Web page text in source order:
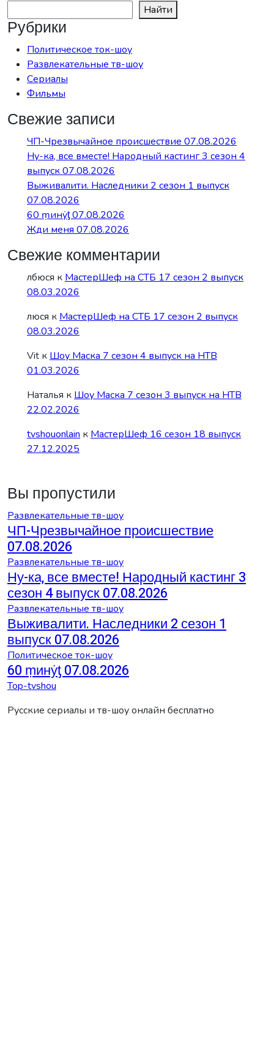
Найти
Рубрики
Политическое ток-шоу
Развлекательные тв-шоу
Сериалы
Фильмы
Свежие записи
ЧП-Чрезвычайное происшествие 07.08.2026
Ну-ка, все вместе! Народный кастинг 3 сезон 4
выпуск 07.08.2026
Выживалити. Наследники 2 сезон 1 выпуск
07.08.2026
60 ṃинẏƫ 07.08.2026
Жди меня 07.08.2026
Свежие комментарии
лбюся к МастерШеф на СТБ 17 сезон 2 выпуск
08.03.2026
люся к МастерШеф на СТБ 17 сезон 2 выпуск
08.03.2026
Vit к Шоу Маска 7 сезон 4 выпуск на НТВ
01.03.2026
Наталья к Шоу Маска 7 сезон 3 выпуск на НТВ
22.02.2026
tvshouonlain к МастерШеф 16 сезон 18 выпуск
27.12.2025
Вы пропустили
Развлекательные тв-шоу
ЧП-Чрезвычайное происшествие
07.08.2026
Развлекательные тв-шоу
Ну-ка, все вместе! Народный кастинг 3
сезон 4 выпуск 07.08.2026
Развлекательные тв-шоу
Выживалити. Наследники 2 сезон 1
выпуск 07.08.2026
Политическое ток-шоу
60 ṃинẏƫ 07.08.2026
Top-tvshou
Русские сериалы и тв-шоу онлайн бесплатно